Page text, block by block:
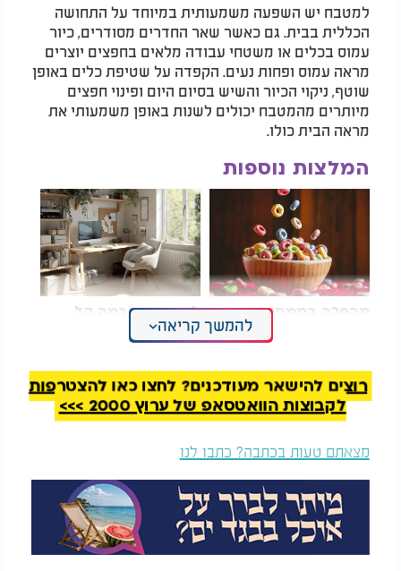
למטבח יש השפעה משמעותית במיוחד על התחושה
הכללית בבית. גם כאשר שאר החדרים מסודרים, כיור
עמוס בכלים או משטחי עבודה מלאים בחפצים יוצרים
מראה עמוס ופחות נעים. הקפדה על שטיפת כלים באופן
שוטף, ניקוי הכיור והשיש בסיום היום ופינוי חפצים
מיותרים מהמטבח יכולים לשנות באופן משמעותי את
מראה הבית כולו.
המלצות נוספות
מהפכה בממתקים: צבע
המאכל שכולנו אכלנו -
מסולק מהמדפים
לא תאמינו כמה קל
לעצב פינת עבודה נוחה
בתקציב נמוך
תחום נוסף שמשפיע על תחושת הסדר הוא הכביסה.
ערימות בגדים שמצטברות במהירות יוצרות עומס
ומקשות על ההתנהלות היומיומית. הפעלה סדירה של
מכונת כביסה וקיפול הבגדים בזמן מאפשרים לשמור
על סדר בחדרים ולהימנע מהצטברות מיותרת של
מטלות.
גם הרצפה אינה מחייבת שטיפה יומיומית כדי להיראות
נקייה. טאטוא קצר מדי יום או אחת ליומיים מסייע
בהסרת אבק ולכלוך ומונע את הצטברותם. בעת שטיפת
להמשך קריאה
רוצים להישאר מעודכנים? לחצו כאן להצטרפות
לקבוצות הוואטסאפ של ערוץ 2000 >>>
מצאתם טעות בכתבה? כתבו לנו